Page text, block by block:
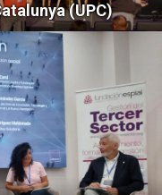
(UPC)